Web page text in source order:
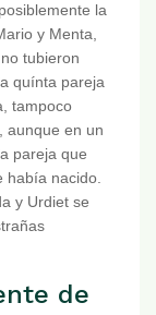
la
y Menta,
tubieron
quínta pareja
tampoco
aunque en un
pareja que
había nacido.
y Urdiet se
de